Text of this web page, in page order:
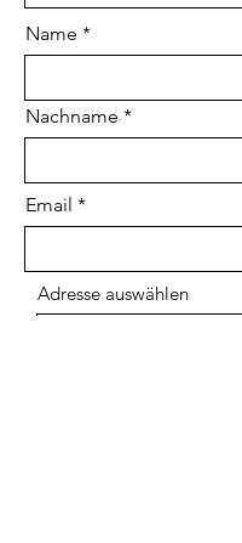
Name
Nachname
Email
Adresse auswählen